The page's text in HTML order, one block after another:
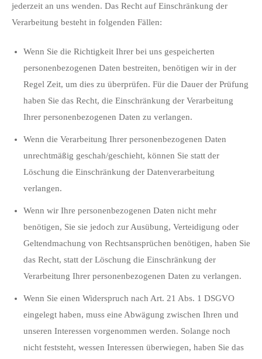
jederzeit an uns wenden. Das Recht auf Einschränkung der
Verarbeitung besteht in folgenden Fällen:
Wenn Sie die Richtigkeit Ihrer bei uns gespeicherten
personenbezogenen Daten bestreiten, benötigen wir in der
Regel Zeit, um dies zu überprüfen. Für die Dauer der Prüfung
haben Sie das Recht, die Einschränkung der Verarbeitung
Ihrer personenbezogenen Daten zu verlangen.
Wenn die Verarbeitung Ihrer personenbezogenen Daten
unrechtmäßig geschah/geschieht, können Sie statt der
Löschung die Einschränkung der Datenverarbeitung
verlangen.
Wenn wir Ihre personenbezogenen Daten nicht mehr
benötigen, Sie sie jedoch zur Ausübung, Verteidigung oder
Geltendmachung von Rechtsansprüchen benötigen, haben Sie
das Recht, statt der Löschung die Einschränkung der
Verarbeitung Ihrer personenbezogenen Daten zu verlangen.
Wenn Sie einen Widerspruch nach Art. 21 Abs. 1 DSGVO
eingelegt haben, muss eine Abwägung zwischen Ihren und
unseren Interessen vorgenommen werden. Solange noch
nicht feststeht, wessen Interessen überwiegen, haben Sie das